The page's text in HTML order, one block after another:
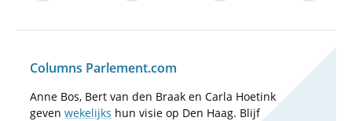
Columns Parlement.com
Anne Bos, Bert van den Braak en Carla Hoetink
geven wekelijks hun visie op Den Haag. Blijf